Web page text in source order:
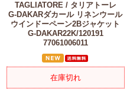
TAGLIATORE / タリアトーレ
G-DAKARダカール リネンウール
ウインドーペーン2Bジャケット
G-DAKAR22K/120191
77061006011
在庫切れ